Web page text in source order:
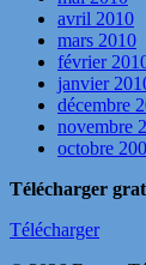
avril 2010
mars 2010
février
janvier
décembre
novembre
octobre
Télécharger
Télécharger